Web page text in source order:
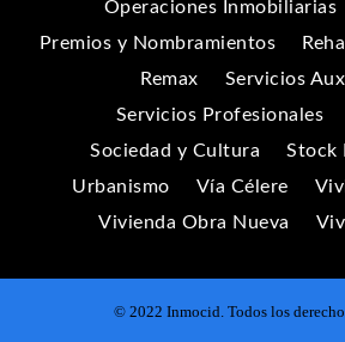
Operaciones Inmobiliarias
Premios y Nombramientos
Remax
Servicios
Servicios Profesionales
Sociedad y Cultura
Stock
Urbanismo
Vía Célere
Vivienda Obra Nueva
© 2022 Inmocid. Todos los